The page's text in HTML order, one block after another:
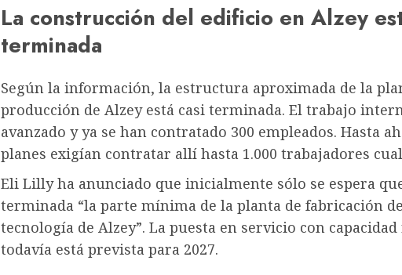
La construcción del edificio en Alzey
terminada
Según la información, la estructura aproximada de la
producción de Alzey está casi terminada. El trabajo
avanzado y ya se han contratado 300 empleados. Hasta
planes exigían contratar allí hasta 1.000 trabajadores
Eli Lilly ha anunciado que inicialmente sólo se espera
terminada “la parte mínima de la planta de fabricación
tecnología de Alzey”. La puesta en servicio con
todavía está prevista para 2027.